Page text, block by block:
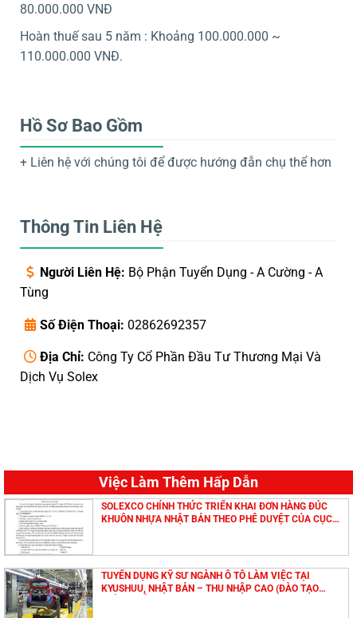
80.000.000 VNĐ
Hoàn thuế sau 5 năm : Khoảng 100.000.000 ~
110.000.000 VNĐ.
Hồ Sơ Bao Gồm
+ Liên hệ với chúng tôi để được hướng đẫn chụ thể hơn
Thông Tin Liên Hệ
Người Liên Hệ: Bộ Phận Tuyển Dụng - A Cường - A
Tùng
Số Điện Thoại: 02862692357
Địa Chỉ: Công Ty Cổ Phần Đầu Tư Thương Mại Và
Dịch Vụ Solex
Việc Làm Thêm Hấp Dẫn
SOLEXCO CHÍNH THỨC TRIỂN KHAI ĐƠN HÀNG ĐÚC
KHUÔN NHỰA NHẬT BẢN THEO PHÊ DUYỆT CỦA CỤC
TUYỂN DỤNG KỸ SƯ NGÀNH Ô TÔ LÀM VIỆC TẠI
KYUSHUU, NHẬT BẢN – THU NHẬP CAO (ĐÀO TẠO